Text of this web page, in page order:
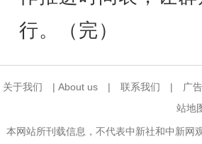
行。（完）
关于我们 | About us | 联系我们 | 广
站地
本网站所刊载信息，不代表中新社和中新网